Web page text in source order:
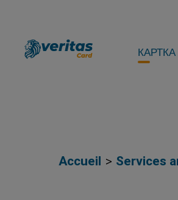
КАРТКА
Accueil Services